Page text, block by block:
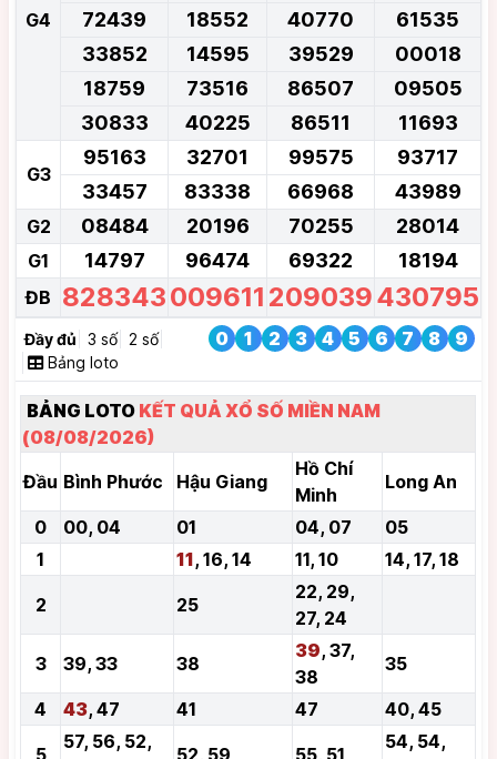
G4
72439
18552 40770
61535
33852
14595 39529
00018
18759
73516 86507
09505
30833
40225 86511 11693
G3
95163 32701 99575
93717
33457
83338 66968 43989
G2 08484 20196 70255 28014
G1 14797 96474 69322 18194
ĐB 828343009611 209039430795
Đầy đủ 3 số 2 số 0 1 2 3 4 5 6 7 8 9
Bảng loto
BẢNG LOTO KẾT QUẢ XỔ SỐ MIỀN NAM
(08/08/2026)
Đầu Bình Phước Hậu Giang
Hồ Chí
Minh
Long An
0 00, 04 01 04, 07
05
1
11, 16, 14 11, 10 14, 17, 18
2 25
22, 29,
27, 24
3 39, 33 38
39, 37,
38
35
4 43, 47 41 47 40, 45
5
57, 56, 52,
52, 59 55, 51
54, 54,